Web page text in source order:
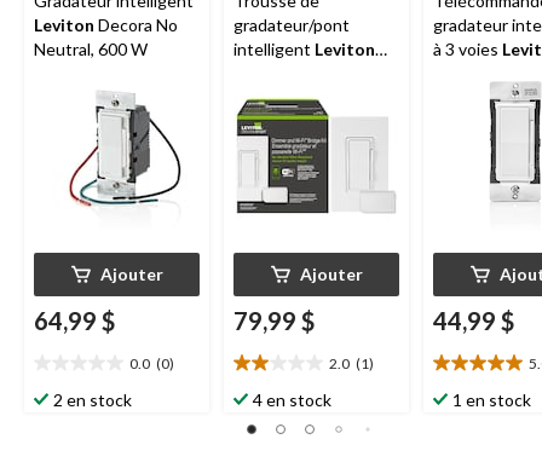
Leviton Decora No
Neutral, 600 W
Ajouter
64,99 $
0.0 (0)
étoile(s)
2 en stock
gradateur/pont
intelligent Leviton
Ajouter
79,99 $
2.0 (1)
2.0
étoile(s)
sur
4 en stock
gradateur
à 3 voies
44,99 $
5.0
étoile(s)
1 en stock